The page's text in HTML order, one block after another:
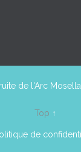
de l'Arc
Top ↑
de